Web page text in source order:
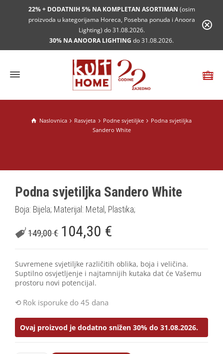
22% + DODATNIH 5% NA KOMPLETAN ASORTIMAN (osim
proizvoda u kategorijama Horeca, Posebna ponuda i Anoora
Lighting) do 31.08.2026.
30% NA ANOORA LIGHTING do 31.08.2026.
Naslovnica Rasvjeta Podne svjetiljke
Podna svjetiljka
Sandero White
Podna svjetiljka Sandero White
Boja: Bijela; Materijal: Metal, Plastika;
149,00€ 104,30 €
Suvremene svjetiljke različitih oblika, boja i veličina.
Suptilno osvjetljenje i najtamnijih kutaka dat će Vašemu
prostoru novi potencijal.
Rok isporuke do 45 dana
Ovaj proizvod je dodatno snižen 30% do 31.08.2026.